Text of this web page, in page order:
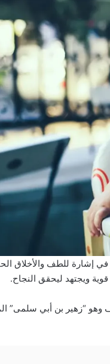
إشارة للطف والأخلاق
ويجتهد ليحقق النجاح.
وهو “زهير بن أبي سلمى”